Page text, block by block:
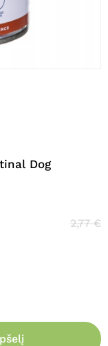
Dog
2,77€
adresą ir